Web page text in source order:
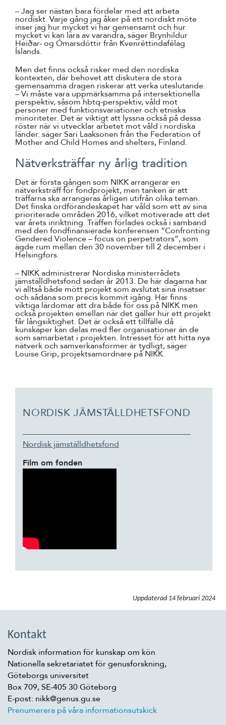
– Jag ser nästan bara fördelar med att arbeta
nordiskt. Varje gång jag åker på ett nordiskt möte
inser jag hur mycket vi har gemensamt och hur
mycket vi kan lära av varandra, säger Brynhildur
Heiðar- og Ómarsdóttir från Kvenréttindafélag
Íslands.
Men det finns också risker med den nordiska
kontexten, där behovet att diskutera de stora
gemensamma dragen riskerar att verka uteslutande.
– Vi måste vara uppmärksamma på intersektionella
perspektiv, såsom hbtq-perspektiv, våld mot
personer med funktionsvariationer och etniska
minoriteter. Det är viktigt att lyssna också på dessa
röster när vi utvecklar arbetet mot våld i nordiska
länder. säger Sari Laaksonen från the Federation of
Mother and Child Homes and shelters, Finland.
Nätverksträffar ny årlig tradition
Det är första gången som NIKK arrangerar en
nätverksträff för fondprojekt, men tanken är att
träffarna ska arrangeras årligen utifrån olika teman.
Det finska ordförandeskapet har våld som ett av sina
prioriterade områden 2016, vilket motiverade att det
var årets inriktning. Träffen förlades också i samband
med den fondfinansierade konferensen ”Confronting
Gendered Violence – focus on perpetrators”, som
ägde rum mellan den 30 november till 2 december i
Helsingfors.
– NIKK administrerar Nordiska ministerrådets
jämställdhetsfond sedan år 2013. De här dagarna har
vi alltså både mött projekt som avslutat sina insatser
och sådana som precis kommit igång. Här finns
viktiga lärdomar att dra både för oss på NIKK men
också projekten emellan när det gäller hur ett projekt
får långsiktighet. Det är också ett tillfälle då
kunskaper kan delas med fler organisationer än de
som samarbetat i projekten. Intresset för att hitta nya
nätverk och samverkansformer är tydligt, säger
Louise Grip, projektsamordnare på NIKK.
NORDISK JÄMSTÄLLDHETSFOND
Nordisk jämställdhetsfond
Film om fonden
Uppdaterad 14 februari 2024
Kontakt
Nordisk information för kunskap om kön
Nationella sekretariatet för genusforskning,
Göteborgs universitet
Box 709, SE-405 30 Göteborg
E-post: nikk@genus.gu.se
Prenumerera på våra informationsutskick